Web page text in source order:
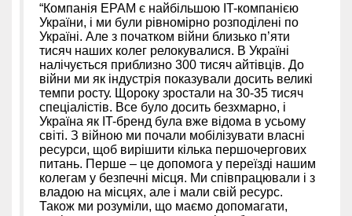
“Компанія EPAM є найбільшою IT-компанією
України, і ми були рівномірно розподілені по
Україні. Але з початком війни близько п’яти
тисяч наших колег релокувалися. В Україні
налічується приблизно 300 тисяч айтівців. До
війни ми як індустрія показували досить великі
темпи росту. Щороку зростали на 30-35 тисяч
спеціалістів. Все було досить безхмарно, і
Україна як IT-бренд була вже відома в усьому
світі. З війною ми почали мобілізувати власні
ресурси, щоб вирішити кілька першочергових
питань. Перше – це допомога у переїзді нашим
колегам у безпечні місця. Ми співпрацювали і з
владою на місцях, але і мали свій ресурс.
Також ми розуміли, що маємо допомагати,